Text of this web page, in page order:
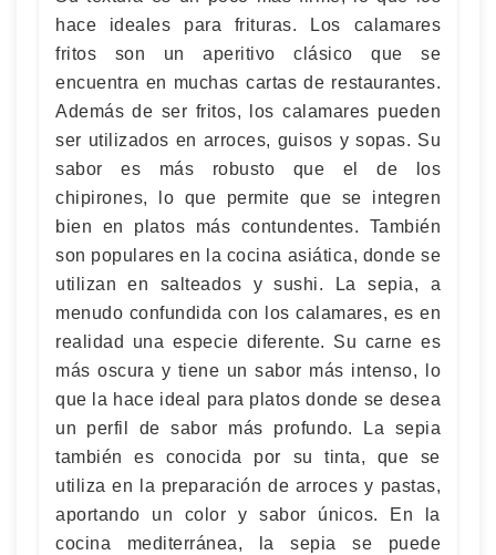
hace ideales para frituras. Los calamares
fritos son un aperitivo clásico que se
encuentra en muchas cartas de restaurantes.
Además de ser fritos, los calamares pueden
ser utilizados en arroces, guisos y sopas. Su
sabor es más robusto que el de los
chipirones, lo que permite que se integren
bien en platos más contundentes. También
son populares en la cocina asiática, donde se
utilizan en salteados y sushi. La sepia, a
menudo confundida con los calamares, es en
realidad una especie diferente. Su carne es
más oscura y tiene un sabor más intenso, lo
que la hace ideal para platos donde se desea
un perfil de sabor más profundo. La sepia
también es conocida por su tinta, que se
utiliza en la preparación de arroces y pastas,
aportando un color y sabor únicos. En la
cocina mediterránea, la sepia se puede